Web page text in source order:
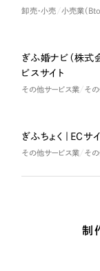
卸売・小売 小売業（
ぎふ婚ナビ（株式
ビスサイト
その他サービス業 そ
ぎふちょく｜ECサ
その他サービス業 そ
制